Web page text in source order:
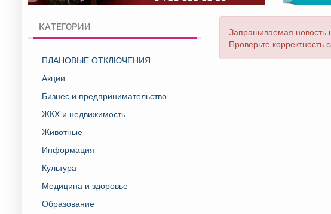
КАТЕГОРИИ
ПЛАНОВЫЕ ОТКЛЮЧЕНИЯ
Акции
Бизнес и предпринимательство
ЖКХ и недвижимость
Животные
Информация
Культура
Медицина и здоровье
Образование
Запрашиваемая новость
Проверьте корректность